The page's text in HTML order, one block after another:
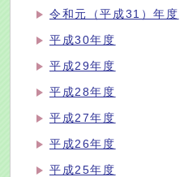
令和元（平成31）年度
平成30年度
平成29年度
平成28年度
平成27年度
平成26年度
平成25年度